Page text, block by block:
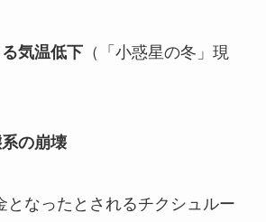
気温低下（「小惑星の冬」現
の崩壊
となったとされるチクシュルー